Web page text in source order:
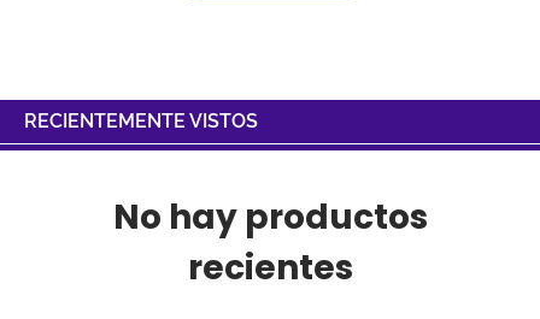
RECIENTEMENTE VISTOS
No hay productos
recientes